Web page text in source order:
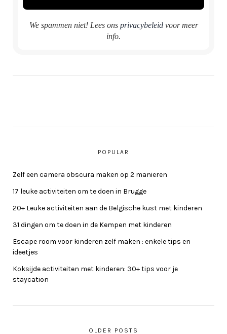
We spammen niet! Lees ons privacybeleidvoor meer
info.
POPULAR
Zelf een camera obscura maken op 2 manieren
17 leuke activiteiten om te doen in Brugge
20+ Leuke activiteiten aan de Belgische kust met kinderen
31 dingen om te doen in de Kempen met kinderen
Escape room voor kinderen zelf maken : enkele tips en
ideetjes
Koksijde activiteiten met kinderen: 30+ tips voor je
staycation
OLDER POSTS